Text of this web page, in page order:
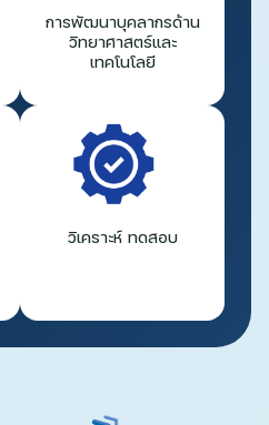
การพัฒนาบุคลากรด้าน
วิทยาศาสตร์และ
เทคโนโลยี
วิเคราะห์ ทดสอบ